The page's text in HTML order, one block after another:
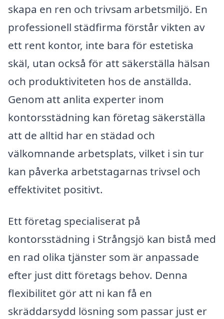
skapa en ren och trivsam arbetsmiljö. En
professionell städfirma förstår vikten av
ett rent kontor, inte bara för estetiska
skäl, utan också för att säkerställa hälsan
och produktiviteten hos de anställda.
Genom att anlita experter inom
kontorsstädning kan företag säkerställa
att de alltid har en städad och
välkomnande arbetsplats, vilket i sin tur
kan påverka arbetstagarnas trivsel och
effektivitet positivt.
Ett företag specialiserat på
kontorsstädning i Strångsjö kan bistå med
en rad olika tjänster som är anpassade
efter just ditt företags behov. Denna
flexibilitet gör att ni kan få en
skräddarsydd lösning som passar just er